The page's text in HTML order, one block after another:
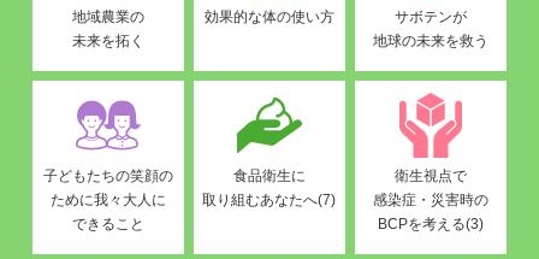
地域農業の
未来を拓く
効果的な体の使い方
サボテンが
地球の未来を救う
子どもたちの笑顔の
ために我々大人に
できること
食品衛生に
取り組むあなたへ(7)
衛生視点で
感染症・災害時の
BCPを考える(3)